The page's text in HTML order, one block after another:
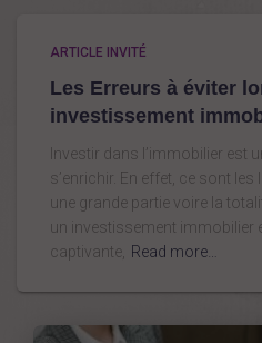
ARTICLE INVITÉ
Les Erreurs à éviter
investissement
Investir dans l’immobilier est
s’enrichir. En effet, ce sont
une grande partie voire la
un investissement immobilier
captivante,
Read more…